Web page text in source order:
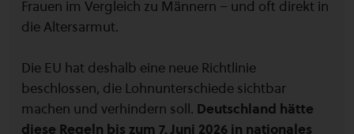
Frauen im Vergleich zu Männern – und oft direkt in
die Altersarmut.
Die EU hat deshalb eine neue Richtlinie
beschlossen, die Lohnunterschiede sichtbar
machen und verhindern soll. Deutschland hätte
diese Regeln bis zum 7. Juni 2026 in nationales